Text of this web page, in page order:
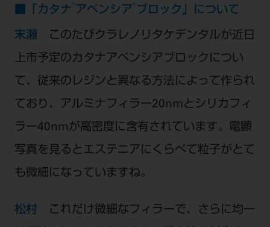
■「カタナ ® アベンシア ® ブロック」について
末瀬
このたびクラレノリタケデンタルが近日
上市予定のカタナアベンシアブロックについ
て、従来のレジンと異なる方法によって作られ
ており、アルミナフィラー20nmとシリカフィ
ラー40nmが高密度に含有されています。電顕
写真を見るとエステニアにくらべて粒子がとて
も微細になっていますね。
松村
これだけ微細なフィラーで、さらに均一